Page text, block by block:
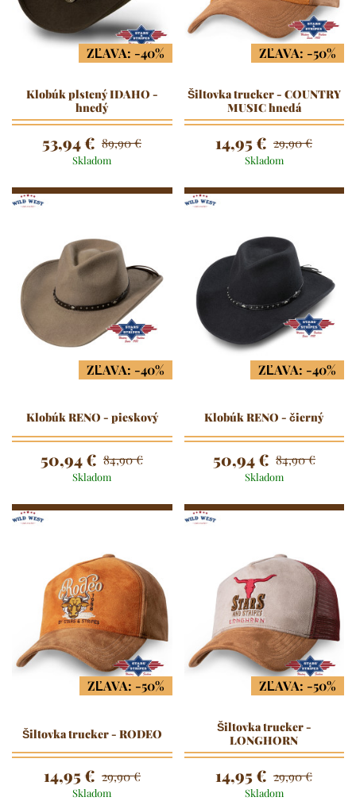
ZĽAVA: -40%
Klobúk plstený IDAHO -
hnedý
53,94 € 89,90 €
Skladom
ZĽAVA: -50%
Šiltovka trucker - COUNTRY
MUSIC hnedá
14,95 € 29,90 €
Skladom
ZĽAVA: -40%
Klobúk RENO - pieskový
50,94 € 84,90 €
Skladom
ZĽAVA: -40%
Klobúk RENO - čierný
50,94 € 84,90 €
Skladom
ZĽAVA: -50%
Šiltovka trucker - RODEO
14,95 € 29,90 €
Skladom
ZĽAVA: -50%
Šiltovka trucker -
LONGHORN
14,95 € 29,90 €
Skladom